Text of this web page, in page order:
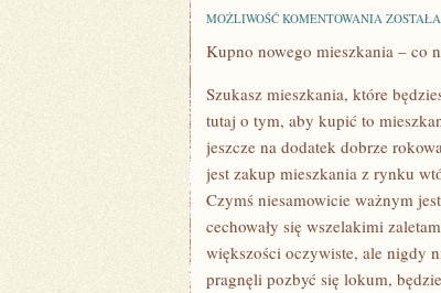
MOŻLIWOŚĆ KOMENTOWANIA W
MIEJSCU
TAŃSZE
CZĘŚCI
Kupno nowego mieszkania – co
Szukasz mieszkania, które
tutaj o tym, aby kupić to
jeszcze na dodatek dobrze
jest zakup mieszkania z rynku
Czymś niesamowicie ważnym
cechowały się wszelakimi
większości oczywiste, ale nigdy
pragnęli pozbyć się lokum,